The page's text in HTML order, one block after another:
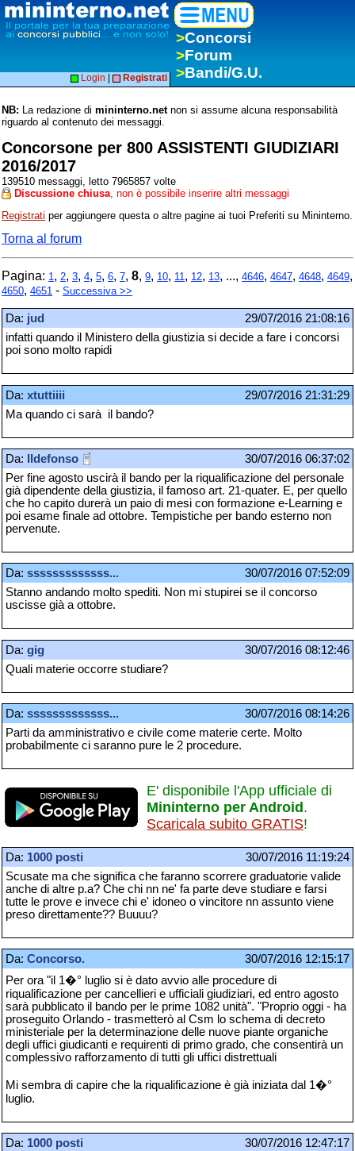
>Concorsi
>Forum
>Bandi/G.U.
Login Registrati
NB: La redazione di mininterno.netnon si assume alcuna responsabilità
riguardo al contenuto dei messaggi.
Concorsone per 800 ASSISTENTI GIUDIZIARI
2016/2017
139510 messaggi, letto 7965857 volte
Discussione chiusa , non è possibile inserire altri messaggi
Registrati per aggiungere questa o altre pagine ai tuoi Preferiti su Mininterno.
Torna al forum
Pagina: 1 , 2, 3, 4, 5, 6, 7, 8, 9, 10, 11 , 12, 13, ..., 4646, 4647, 4648, 4649,
4650, 4651 - Successiva >>
Da: jud
29/07/2016 21:08:16
infatti quando il Ministero della giustizia si decide a fare i concorsi
poi sono molto rapidi
Da: xtuttiiii
29/07/2016 21:31:29
Ma quando ci sarà il bando?
Da: Ildefonso
30/07/2016 06:37:02
Per fine agosto uscirà il bando per la riqualificazione del personale
già dipendente della giustizia, il famoso art. 21-quater. E, per quello
che ho capito durerà un paio di mesi con formazione e-Learning e
poi esame finale ad ottobre. Tempistiche per bando esterno non
pervenute.
Da: sssssssssssss...
30/07/2016 07:52:09
Stanno andando molto spediti. Non mi stupirei se il concorso
uscisse già a ottobre.
Da: gig
30/07/2016 08:12:46
Quali materie occorre studiare?
Da: sssssssssssss...
30/07/2016 08:14:26
Parti da amministrativo e civile come materie certe. Molto
probabilmente ci saranno pure le 2 procedure.
E' disponibile l'App ufficiale di
Mininterno per Android .
Scaricala subito GRATIS!
Da: 1000 posti
30/07/2016 11:19:24
Scusate ma che significa che faranno scorrere graduatorie valide
anche di altre p.a? Che chi nn ne' fa parte deve studiare e farsi
tutte le prove e invece chi e' idoneo o vincitore nn assunto viene
preso direttamente?? Buuuu?
Da: Concorso.
30/07/2016 12:15:17
Per ora "il 1�° luglio si è dato avvio alle procedure di
riqualificazione per cancellieri e ufficiali giudiziari, ed entro agosto
sarà pubblicato il bando per le prime 1082 unità". "Proprio oggi - ha
proseguito Orlando - trasmetterò al Csm lo schema di decreto
ministeriale per la determinazione delle nuove piante organiche
degli uffici giudicanti e requirenti di primo grado, che consentirà un
complessivo rafforzamento di tutti gli uffici distrettuali
Mi sembra di capire che la riqualificazione è già iniziata dal 1�°
luglio.
Da: 1000 posti
30/07/2016 12:47:17